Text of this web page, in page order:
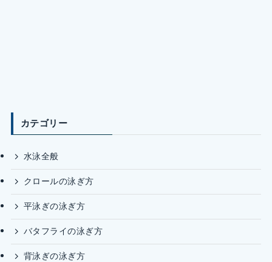
カテゴリー
水泳全般
クロールの泳ぎ方
平泳ぎの泳ぎ方
バタフライの泳ぎ方
背泳ぎの泳ぎ方